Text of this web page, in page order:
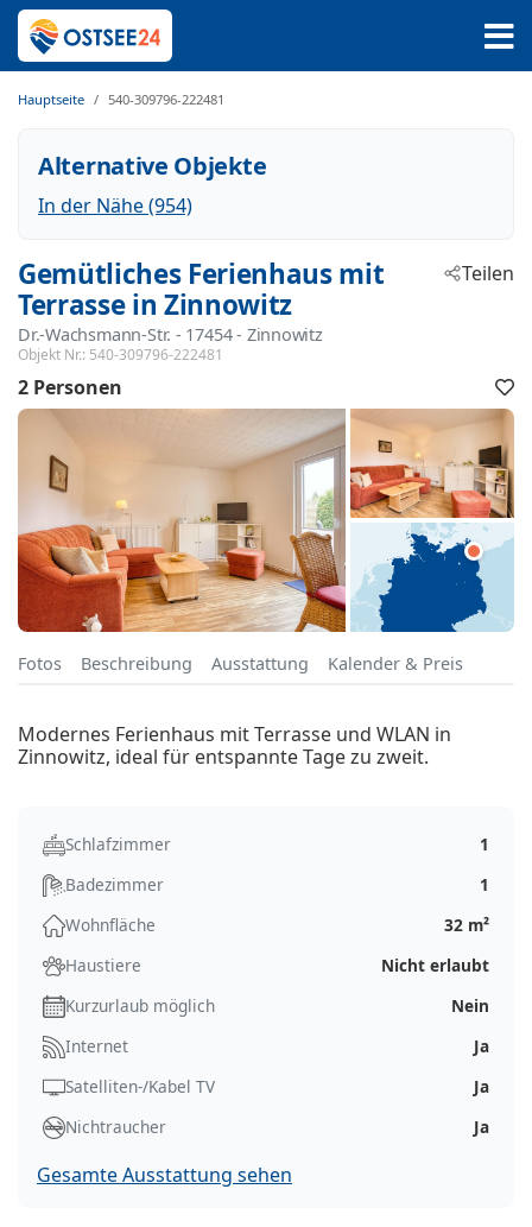
Hauptseite 540-309796-222481
Alternative Objekte
In der Nähe (954)
Gemütliches Ferienhaus mit
Terrasse in Zinnowitz
Dr.-Wachsmann-Str. - 17454 - Zinnowitz
Objekt Nr.: 540-309796-222481
Teilen
2 Personen
Fotos Beschreibung Ausstattung Kalender & Preis
Modernes Ferienhaus mit Terrasse und WLAN in
Zinnowitz, ideal für entspannte Tage zu zweit.
Schlafzimmer
1
Badezimmer
1
Wohnfläche
32 m²
Haustiere
Nicht erlaubt
Kurzurlaub möglich
Nein
Internet
Ja
Satelliten-/Kabel TV
Ja
Nichtraucher
Ja
Gesamte Ausstattung sehen